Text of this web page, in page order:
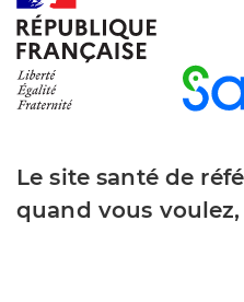
Le site santé de
quand vous